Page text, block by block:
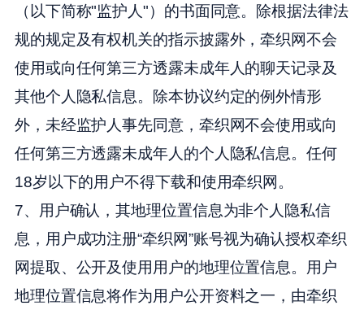
（以下简称"监护人"）的书面同意。除根据法律法
规的规定及有权机关的指示披露外，牵织网不会
使用或向任何第三方透露未成年人的聊天记录及
其他个人隐私信息。除本协议约定的例外情形
外，未经监护人事先同意，牵织网不会使用或向
任何第三方透露未成年人的个人隐私信息。任何
18岁以下的用户不得下载和使用牵织网。
7、用户确认，其地理位置信息为非个人隐私信
息，用户成功注册“牵织网”账号视为确认授权牵织
网提取、公开及使用用户的地理位置信息。用户
地理位置信息将作为用户公开资料之一，由牵织